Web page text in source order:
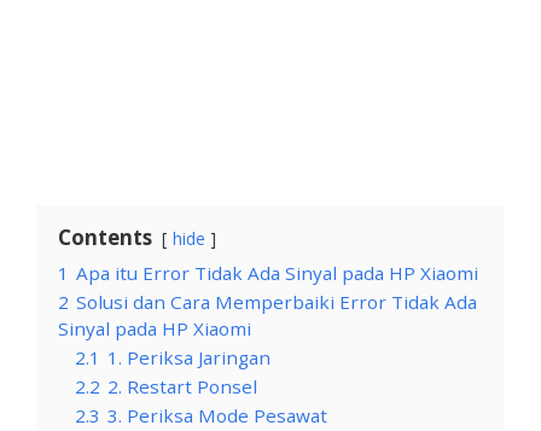
Contents hide
1 Apa itu Error Tidak Ada Sinyal pada HP Xiaomi
2 Solusi dan Cara Memperbaiki Error Tidak Ada
Sinyal pada HP Xiaomi
2.1 1. Periksa Jaringan
2.2 2. Restart Ponsel
2.3 3. Periksa Mode Pesawat